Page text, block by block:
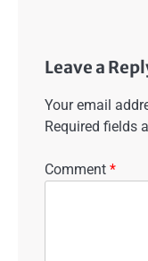
Leave a
Your email
Required fields
Comment *